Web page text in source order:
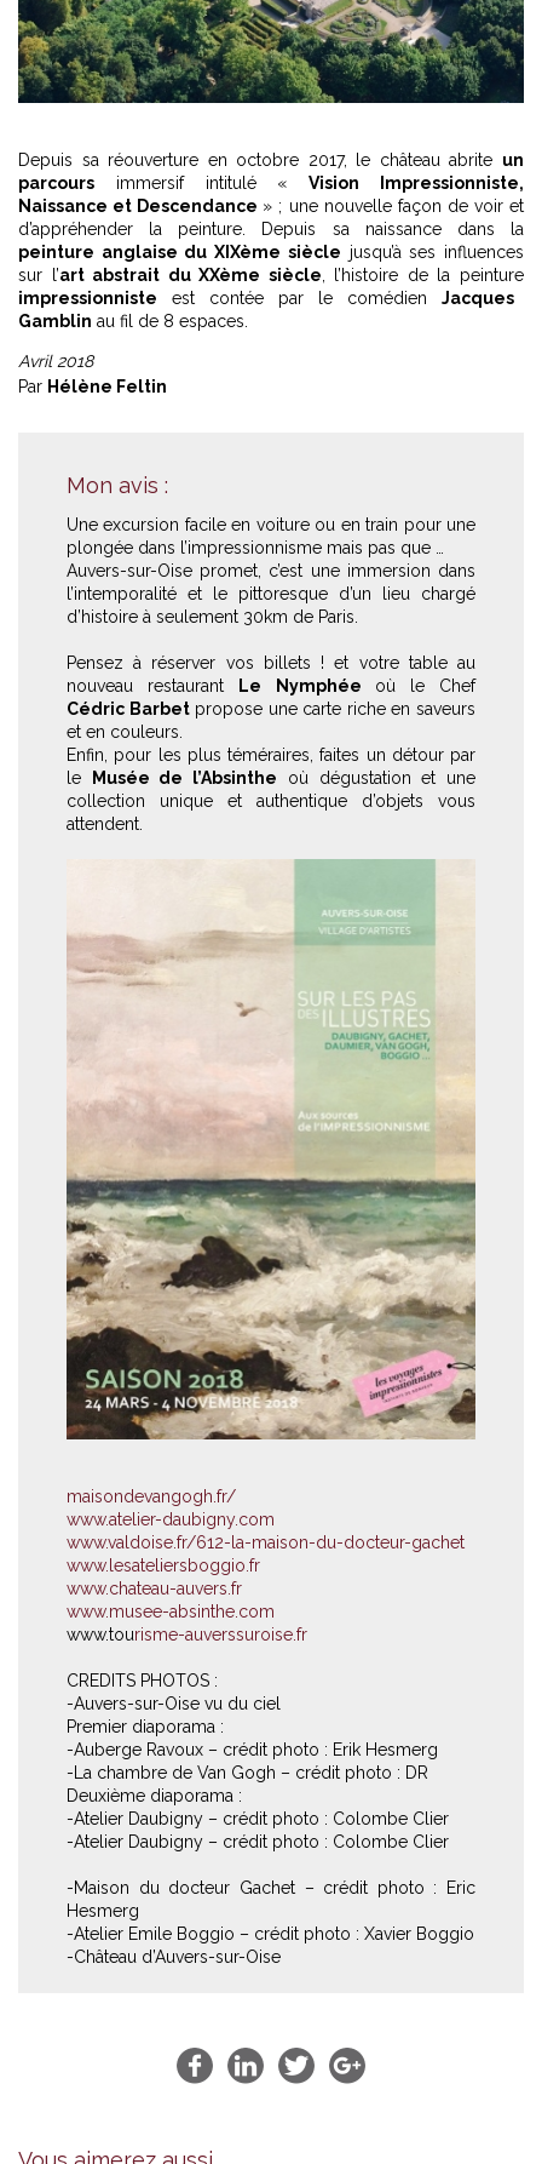
Depuis sa réouverture en octobre 2017, le château abrite un
parcours immersif intitulé «Vision Impressionniste,
Naissance et Descendance » ; une nouvelle façon de voir et
d’appréhender la peinture. Depuis sa naissance dans la
peinture anglaise du XIXème siècle jusqu’à ses influences
sur l’art abstrait du XXème siècle , l’histoire de la peinture
impressionniste est contée par le comédien Jacques
Gamblin au fil de 8 espaces.
Avril 2018
Par Hélène Feltin
Mon avis :
Une excursion facile en voiture ou en train pour une
plongée dans l’impressionnisme mais pas que …
Auvers-sur-Oise promet, c’est une immersion dans
l’intemporalité et le pittoresque d’un lieu chargé
d’histoire à seulement 30km de Paris.
Pensez à réserver vos billets ! et votre table au
nouveau restaurant
Le Nymphée où le Chef
Cédric Barbetpropose une carte riche en saveurs
et en couleurs.
Enfin, pour les plus téméraires, faites un détour par
le
Musée de l’Absinthe où dégustation et une
collection unique et authentique d’objets vous
attendent.
maisondevangogh.fr/
www.atelier-daubigny.com
www.valdoise.fr/612-la-maison-du-docteur-gachet
www.lesateliersboggio.fr
www.chateau-auvers.fr
www.musee-absinthe.com
www.tourisme-auverssuroise.fr
CREDITS PHOTOS :
-Auvers-sur-Oise vu du ciel
Premier diaporama :
-Auberge Ravoux – crédit photo : Erik Hesmerg
-La chambre de Van Gogh – crédit photo : DR
Deuxième diaporama :
-Atelier Daubigny – crédit photo : Colombe Clier
-Atelier Daubigny – crédit photo : Colombe Clier
-Maison du docteur Gachet – crédit photo : Eric
Hesmerg
-Atelier Emile Boggio – crédit photo : Xavier Boggio
-Château d’Auvers-sur-Oise